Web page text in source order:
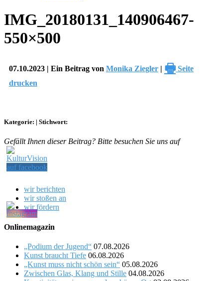
IMG_20180131_140906467-
550×500
07.10.2023 | Ein Beitrag von Monika Ziegler | 🖶 Seite
drucken
Kategorie: | Stichwort:
Gefällt Ihnen dieser Beitrag? Bitte besuchen Sie uns auf
wir berichten
wir stoßen an
wir fördern
Onlinemagazin
„Podium der Jugend“ 07.08.2026
Kunst braucht Tiefe 06.08.2026
„Kunst muss nicht schön sein“ 05.08.2026
Zwischen Glas, Klang und Stille 04.08.2026